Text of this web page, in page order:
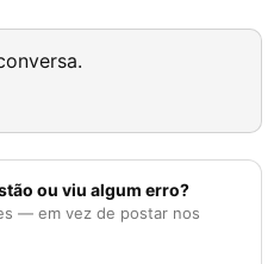
ou viu algum erro?
— em vez de postar nos